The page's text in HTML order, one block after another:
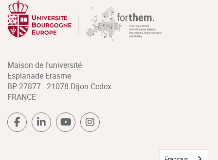
Maison de l'université
Esplanade Erasme
BP 27877 - 21078 Dijon Cedex
FRANCE